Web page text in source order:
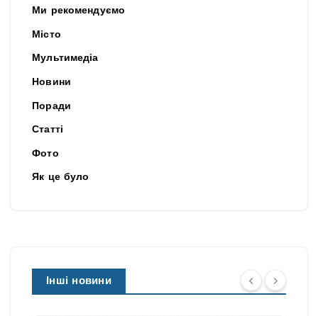
Ми рекомендуємо
Місто
Мультимедіа
Новини
Поради
Статті
Фото
Як це було
Інші новини